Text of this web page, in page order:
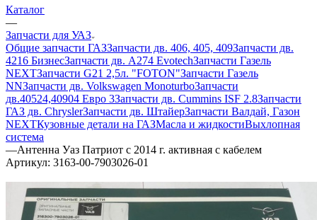
Каталог
—
Запчасти для УАЗ
Общие запчасти ГАЗЗапчасти дв. 406, 405, 409Запчасти дв.
4216 БизнесЗапчасти дв. A274 EvotechЗапчасти Газель
NEXTЗапчасти G21 2,5л. "FOTON"Запчасти Газель
NNЗапчасти дв. Volkswagen MonoturboЗапчасти
дв.40524,40904 Евро 3Запчасти дв. Cummins ISF 2.8Запчасти
ГАЗ дв. ChryslerЗапчасти дв. ШтайерЗапчасти Валдай, Газон
NEXTКузовные детали на ГАЗМасла и жидкостиВыхлопная
система
—Антенна Уаз Патриот с 2014 г. активная с кабелем
Артикул: 3163-00-7903026-01